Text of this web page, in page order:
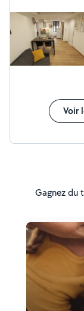
Voir
Gagnez du